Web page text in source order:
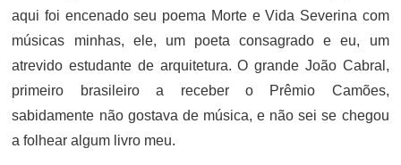
aqui foi encenado seu poema Morte e Vida Severina com
músicas minhas, ele, um poeta consagrado e eu, um
atrevido estudante de arquitetura. O grande João Cabral,
primeiro brasileiro a receber o Prêmio Camões,
sabidamente não gostava de música, e não sei se chegou
a folhear algum livro meu.